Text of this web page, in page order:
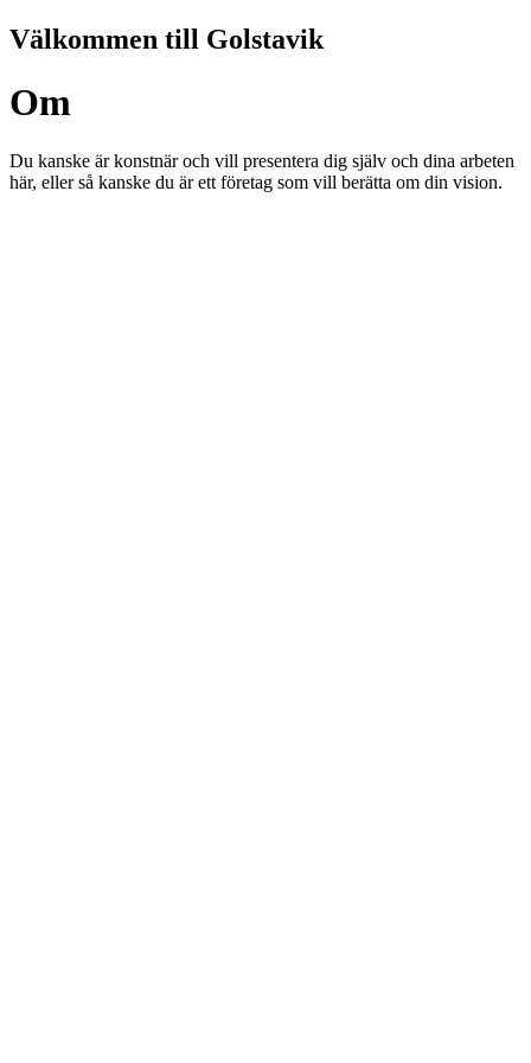
Hoppa
till
Välkommen till Golstavik
Om
Du kanske är konstnär och vill presentera dig själv och dina arbeten
här, eller så kanske du är ett företag som vill berätta om din vision.